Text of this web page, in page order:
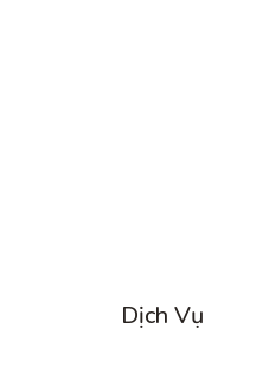
Dịch Vụ